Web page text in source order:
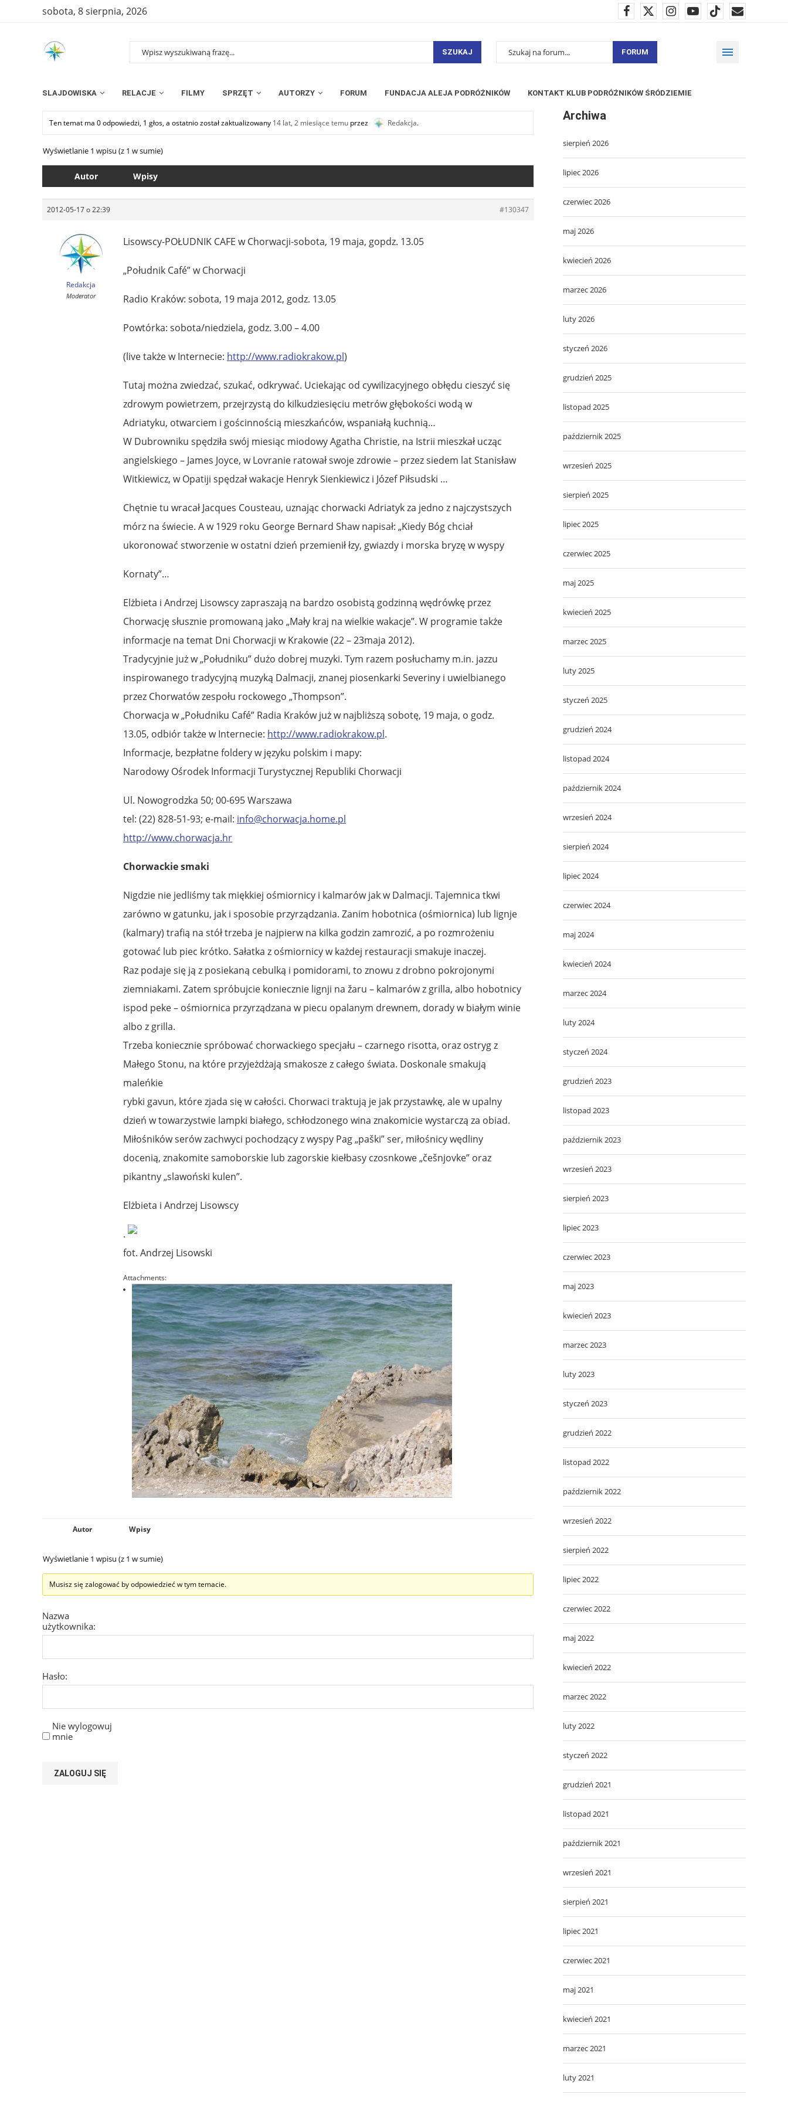
sobota, 8 sierpnia, 2026
SZUKAJ FORUM
SLAJDOWISKA RELACJE FILMY SPRZĘT AUTORZY FORUM FUNDACJA ALEJA PODRÓŻNIKÓW KONTAKT KLUB PODRÓŻNIKÓW ŚRÓDZIEMIE
Ten temat ma 0 odpowiedzi, 1 głos, a ostatnio został zaktualizowany 14 lat, 2 miesiące temu przez Redakcja.
Wyświetlanie 1 wpisu (z 1 w sumie)
Autor Wpisy
2012-05-17 o 22:39 #130347
Redakcja
Moderator
Lisowscy-POŁUDNIK CAFE w Chorwacji-sobota, 19 maja, gopdz. 13.05
„Południk Café” w Chorwacji
Radio Kraków: sobota, 19 maja 2012, godz. 13.05
Powtórka: sobota/niedziela, godz. 3.00 – 4.00
(live także w Internecie: http://www.radiokrakow.pl)
Tutaj można zwiedzać, szukać, odkrywać. Uciekając od cywilizacyjnego obłędu cieszyć się
zdrowym powietrzem, przejrzystą do kilkudziesięciu metrów głębokości wodą w
Adriatyku, otwarciem i gościnnością mieszkańców, wspaniałą kuchnią…
W Dubrowniku spędziła swój miesiąc miodowy Agatha Christie, na Istrii mieszkał ucząc
angielskiego – James Joyce, w Lovranie ratował swoje zdrowie – przez siedem lat Stanisław
Witkiewicz, w Opatiji spędzał wakacje Henryk Sienkiewicz i Józef Piłsudski …
Chętnie tu wracał Jacques Cousteau, uznając chorwacki Adriatyk za jedno z najczystszych
mórz na świecie. A w 1929 roku George Bernard Shaw napisał: „Kiedy Bóg chciał
ukoronować stworzenie w ostatni dzień przemienił łzy, gwiazdy i morska bryzę w wyspy
Kornaty”…
Elżbieta i Andrzej Lisowscy zapraszają na bardzo osobistą godzinną wędrówkę przez
Chorwację słusznie promowaną jako „Mały kraj na wielkie wakacje”. W programie także
informacje na temat Dni Chorwacji w Krakowie (22 – 23maja 2012).
Tradycyjnie już w „Południku” dużo dobrej muzyki. Tym razem posłuchamy m.in. jazzu
inspirowanego tradycyjną muzyką Dalmacji, znanej piosenkarki Severiny i uwielbianego
przez Chorwatów zespołu rockowego „Thompson”.
Chorwacja w „Południku Café” Radia Kraków już w najbliższą sobotę, 19 maja, o godz.
13.05, odbiór także w Internecie: http://www.radiokrakow.pl.
Informacje, bezpłatne foldery w języku polskim i mapy:
Narodowy Ośrodek Informacji Turystycznej Republiki Chorwacji
Ul. Nowogrodzka 50; 00-695 Warszawa
tel: (22) 828-51-93; e-mail: info@chorwacja.home.pl
http://www.chorwacja.hr
Chorwackie smaki
Nigdzie nie jedliśmy tak miękkiej ośmiornicy i kalmarów jak w Dalmacji. Tajemnica tkwi
zarówno w gatunku, jak i sposobie przyrządzania. Zanim hobotnica (ośmiornica) lub lignje
(kalmary) trafią na stół trzeba je najpierw na kilka godzin zamrozić, a po rozmrożeniu
gotować lub piec krótko. Sałatka z ośmiornicy w każdej restauracji smakuje inaczej.
Raz podaje się ją z posiekaną cebulką i pomidorami, to znowu z drobno pokrojonymi
ziemniakami. Zatem spróbujcie koniecznie lignji na žaru – kalmarów z grilla, albo hobotnicy
ispod peke – ośmiornica przyrządzana w piecu opalanym drewnem, dorady w białym winie
albo z grilla.
Trzeba koniecznie spróbować chorwackiego specjału – czarnego risotta, oraz ostryg z
Małego Stonu, na które przyjeżdżają smakosze z całego świata. Doskonale smakują
maleńkie
rybki gavun, które zjada się w całości. Chorwaci traktują je jak przystawkę, ale w upalny
dzień w towarzystwie lampki białego, schłodzonego wina znakomicie wystarczą za obiad.
Miłośników serów zachwyci pochodzący z wyspy Pag „paški” ser, miłośnicy wędliny
docenią, znakomite samoborskie lub zagorskie kiełbasy czosnkowe „češnjovke” oraz
pikantny „slawoński kulen”.
Elżbieta i Andrzej Lisowscy
.
fot. Andrzej Lisowski
Attachments:
Autor Wpisy
Wyświetlanie 1 wpisu (z 1 w sumie)
Musisz się zalogować by odpowiedzieć w tym temacie.
Nazwa
użytkownika:
Hasło:
Nie wylogowuj
mnie
ZALOGUJ SIĘ
Archiwa
sierpień 2026
lipiec 2026
czerwiec 2026
maj 2026
kwiecień 2026
marzec 2026
luty 2026
styczeń 2026
grudzień 2025
listopad 2025
październik 2025
wrzesień 2025
sierpień 2025
lipiec 2025
czerwiec 2025
maj 2025
kwiecień 2025
marzec 2025
luty 2025
styczeń 2025
grudzień 2024
listopad 2024
październik 2024
wrzesień 2024
sierpień 2024
lipiec 2024
czerwiec 2024
maj 2024
kwiecień 2024
marzec 2024
luty 2024
styczeń 2024
grudzień 2023
listopad 2023
październik 2023
wrzesień 2023
sierpień 2023
lipiec 2023
czerwiec 2023
maj 2023
kwiecień 2023
marzec 2023
luty 2023
styczeń 2023
grudzień 2022
listopad 2022
październik 2022
wrzesień 2022
sierpień 2022
lipiec 2022
czerwiec 2022
maj 2022
kwiecień 2022
marzec 2022
luty 2022
styczeń 2022
grudzień 2021
listopad 2021
październik 2021
wrzesień 2021
sierpień 2021
lipiec 2021
czerwiec 2021
maj 2021
kwiecień 2021
marzec 2021
luty 2021